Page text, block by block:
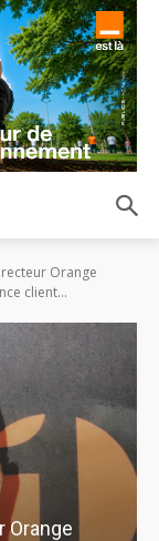
Orange
client...
Orange